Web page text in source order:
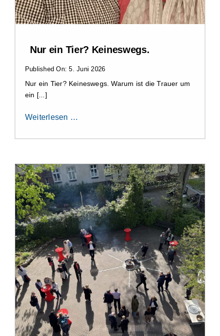
Nur ein Tier? Keineswegs.
Published On: 5. Juni 2026
Nur ein Tier? Keineswegs. Warum ist die Trauer um
ein [...]
Weiterlesen …